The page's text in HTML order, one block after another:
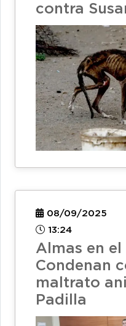
contra
08/09/2025
13:24
Almas en el
Condenan
maltrato
Padilla